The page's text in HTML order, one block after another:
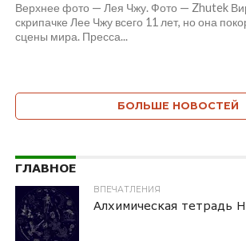
Верхнее фото — Лея Чжу. Фото — Zhutek
скрипачке Лее Чжу всего 11 лет, но она
сцены мира. Пресса...
БОЛЬШЕ НОВОСТЕЙ
ГЛАВНОЕ
ВПЕЧАТЛЕНИЯ
Алхимическая тетрадь